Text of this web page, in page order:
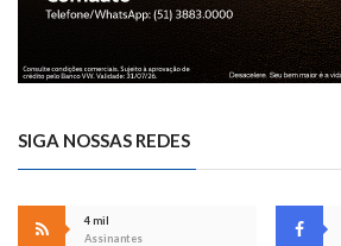
SIGA NOSSAS REDES
4 mil
Assinantes